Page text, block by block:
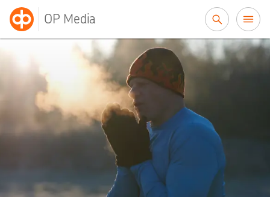
OP Media